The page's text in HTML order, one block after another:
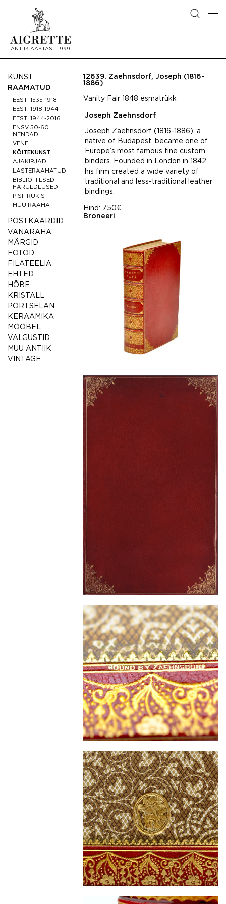
ANTIIK AASTAST 1999
KUNST
RAAMATUD
EESTI 1535-1918
EESTI 1918-1944
EESTI 1944-2016
ENSV 50-60
NENDAD
VENE
KÖITEKUNST
AJAKIRJAD
LASTERAAMATUD
BIBLIOFIILSED
HARULDLUSED
PISITRÜKIS
MUU RAAMAT
POSTKAARDID
VANARAHA
MÄRGID
FOTOD
FILATEELIA
EHTED
HÕBE
KRISTALL
PORTSELAN
KERAAMIKA
MÖÖBEL
VALGUSTID
MUU ANTIIK
VINTAGE
12639. Zaehnsdorf, Joseph (1816-
1886)
Vanity Fair 1848 esmatrükk
Joseph Zaehnsdorf
Joseph Zaehnsdorf (1816-1886), a
native of Budapest, became one of
Europe’s most famous fine custom
binders. Founded in London in 1842,
his firm created a wide variety of
traditional and less-traditional leather
bindings.
Hind: 750€
Broneeri